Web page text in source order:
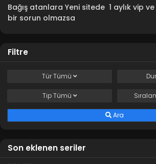
Bağış atanlara Yeni sitede 1 aylık vip
bir sorun olmazsa
Filtre
TürTümü
TipTümü
Ara
Son eklenen seriler